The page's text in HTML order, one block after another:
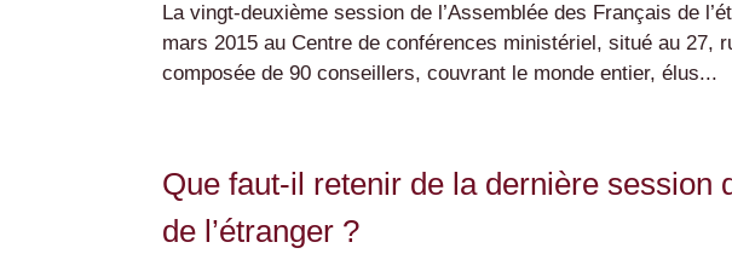
La vingt-deuxième session de l’Assemblée des Français de
mars 2015 au Centre de conférences ministériel, situé au 27,
composée de 90 conseillers, couvrant le monde entier, élus...
Que faut-il retenir de la dernière session
de l’étranger ?